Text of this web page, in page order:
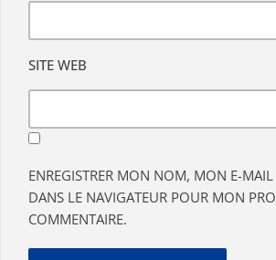
SITE WEB
ENREGISTRER MON NOM, MON E-
DANS LE NAVIGATEUR POUR MON
COMMENTAIRE.